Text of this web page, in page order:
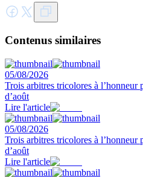
Contenus similaires
05/08/2026
Trois arbitres tricolores à l’honneur
d’août
Lire l'article
05/08/2026
Trois arbitres tricolores à l’honneur
d’août
Lire l'article